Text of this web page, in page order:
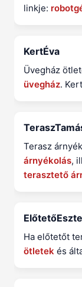
linkje:
KertÉva
Üvegház
üvegház.
Terasz
árnyékolás,
terasztető
Ha előtetőt
ötletek és